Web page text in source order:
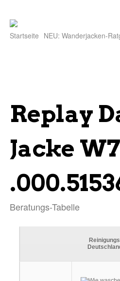
Startseite NEU: Wanderjacken-
Replay
Jacke
Beratungs-Tabelle